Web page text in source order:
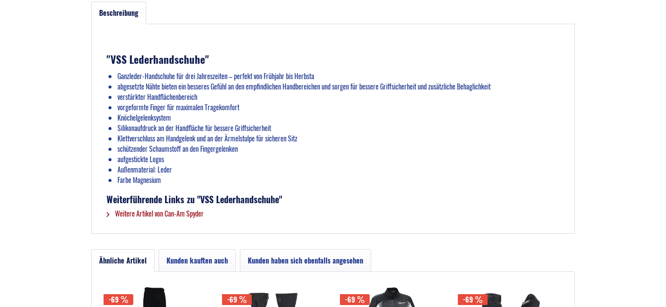
Beschreibung
"VSS Lederhandschuhe"
Ganzleder-Handschuhe für drei Jahreszeiten – perfekt von Frühjahr bis Herbsta
abgesetzte Nähte bieten ein besseres Gefühl an den empfindlichen Handbereichen und sorgen für bessere Griffsicherheit und zusätzliche Behaglichkeit
verstärkter Handflächenbereich
vorgeformte Finger für maximalen Tragekomfort
Knöchelgelenksystem
Silikonaufdruck an der Handfläche für bessere Griffsicherheit
Klettverschluss am Handgelenk und an der Ärmelstulpe für sicheren Sitz
schützender Schaumstoff an den Fingergelenken
aufgestickte Logos
Außenmaterial: Leder
Farbe Magnesium
Weiterführende Links zu "VSS Lederhandschuhe"
Weitere Artikel von Can-Am Spyder
Ähnliche Artikel Kunden kauften auch Kunden haben sich ebenfalls angesehen
-69
-69
-69
-69